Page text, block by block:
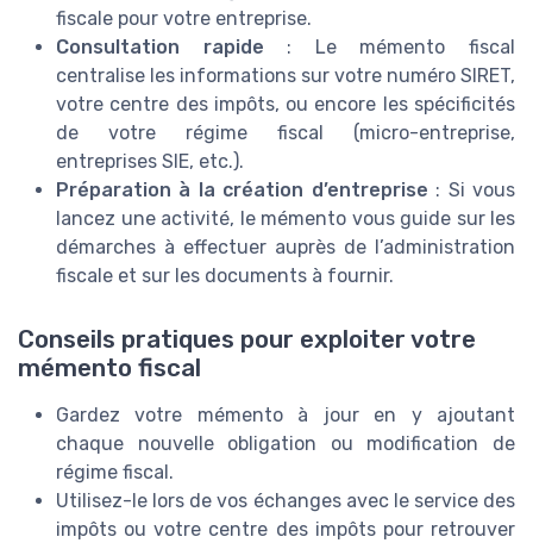
fiscale pour votre entreprise.
Consultation rapide : Le mémento fiscal
centralise les informations sur votre numéro SIRET,
votre centre des impôts, ou encore les spécificités
de votre régime fiscal (micro-entreprise,
entreprises SIE, etc.).
Préparation à la création d’entreprise : Si vous
lancez une activité, le mémento vous guide sur les
démarches à effectuer auprès de l’administration
fiscale et sur les documents à fournir.
Conseils pratiques pour exploiter votre
mémento fiscal
Gardez votre mémento à jour en y ajoutant
chaque nouvelle obligation ou modification de
régime fiscal.
Utilisez-le lors de vos échanges avec le service des
impôts ou votre centre des impôts pour retrouver